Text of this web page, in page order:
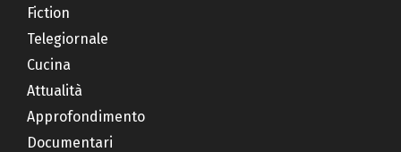
Fiction
Telegiornale
Cucina
Attualità
Approfondimento
Documentari